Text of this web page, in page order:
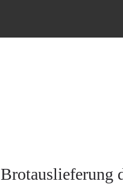
Brotauslieferung